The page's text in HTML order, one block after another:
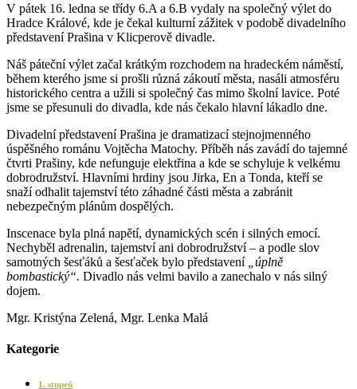
V pátek 16. ledna se třídy 6.A a 6.B vydaly na společný výlet do
Hradce Králové, kde je čekal kulturní zážitek v podobě divadelního
představení Prašina v Klicperově divadle.
Náš páteční výlet začal krátkým rozchodem na hradeckém náměstí,
během kterého jsme si prošli různá zákoutí města, nasáli atmosféru
historického centra a užili si společný čas mimo školní lavice. Poté
jsme se přesunuli do divadla, kde nás čekalo hlavní lákadlo dne.
Divadelní představení Prašina je dramatizací stejnojmenného
úspěšného románu Vojtěcha Matochy. Příběh nás zavádí do tajemné
čtvrti Prašiny, kde nefunguje elektřina a kde se schyluje k velkému
dobrodružství. Hlavními hrdiny jsou Jirka, En a Tonda, kteří se
snaží odhalit tajemství této záhadné části města a zabránit
nebezpečným plánům dospělých.
Inscenace byla plná napětí, dynamických scén i silných emocí.
Nechyběl adrenalin, tajemství ani dobrodružství – a podle slov
samotných šesťáků a šesťaček bylo představení
„úplně
bombastický“. Divadlo nás velmi bavilo a zanechalo v nás silný
dojem.
Mgr. Kristýna Zelená, Mgr. Lenka Malá
Kategorie
1. stupeň